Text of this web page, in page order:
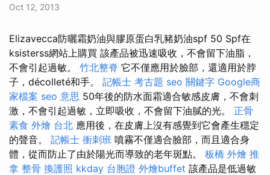
Oct 12, 2013
Elizavecca防曬霜奶油與膠原蛋白乳豬奶油spf 50 Spf在
ksisterss網站上購買 該產品被迅速吸收，不會留下油脂，
不會引起過敏。 竹北整脊 它不僅應用於臉部，還適用於脖
子，décolleté和手。 記帳士 考古題 seo 關鍵字 Google商
家檔案 seo 意思 50年後的防水面霜適合敏感皮膚，不會刺
激，不會引起過敏，立即吸收，不會留下油膩的光。 正骨
素食 外燴 台北 應用後，在皮膚上沒有感覺到它會產生穩定
的聲音。 記帳士 衝刺班 噴霧不僅適合臉部，而且適合身
體，從而防止了由於陽光而導致的老年斑點。 板橋 外燴 推
拿 整骨 換護照 kkday 台胞證 外燴buffet 該產品是低過敏